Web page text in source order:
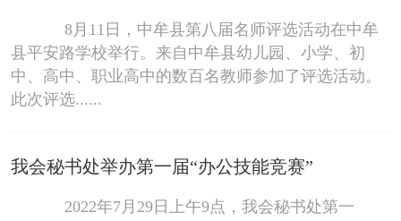
8月11日，中牟县第八届名师评选活动在中牟
县平安路学校举行。来自中牟县幼儿园、小学、初
中、高中、职业高中的数百名教师参加了评选活动。
此次评选......
我会秘书处举办第一届“办公技能竞赛”
2022年7月29日上午9点，我会秘书处第一